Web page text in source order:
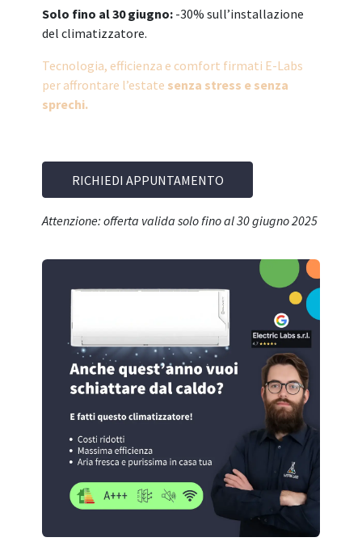
Solo fino al 30 giugno: -30% sull’installazione
del climatizzatore.
Tecnologia, efficienza e comfort firmati E-Labs
per affrontare l’estate senza stress e senza
sprechi.
RICHIEDI APPUNTAMENTO
Attenzione: offerta valida solo fino al 30 giugno 2025